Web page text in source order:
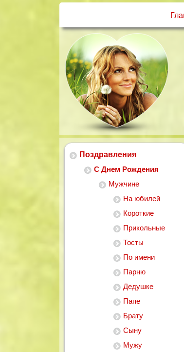
Поздравления
С Днем Рождения
Мужчине
На юбилей
Короткие
Прикольные
Тосты
По имени
Парню
Дедушке
Папе
Брату
Сыну
Мужу